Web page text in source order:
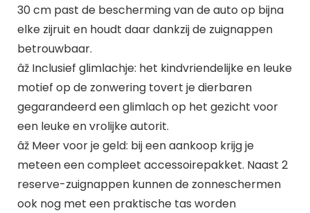
30 cm past de bescherming van de auto op bijna
elke zijruit en houdt daar dankzij de zuignappen
betrouwbaar.
âž Inclusief glimlachje: het kindvriendelijke en leuke
motief op de zonwering tovert je dierbaren
gegarandeerd een glimlach op het gezicht voor
een leuke en vrolijke autorit.
âž Meer voor je geld: bij een aankoop krijg je
meteen een compleet accessoirepakket. Naast 2
reserve-zuignappen kunnen de zonneschermen
ook nog met een praktische tas worden